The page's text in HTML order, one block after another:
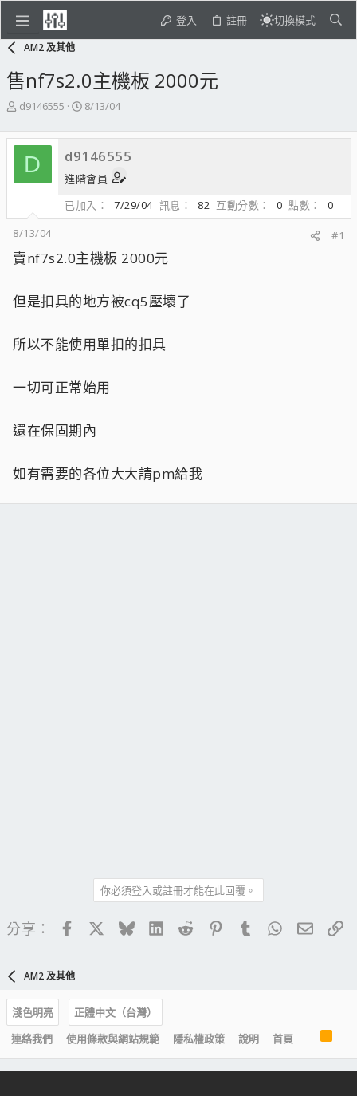
登入 註冊 切換模式
AM2 及其他
售nf7s2.0主機板 2000元
主
發
起
人
d9146555
開
日
期
8/13/04
D d9146555
進階會員
已加入
7/29/04 訊息 82 互動分數 0 點數
0
8/13/04
#1
賣nf7s2.0主機板 2000元
但是扣具的地方被cq5壓壞了
所以不能使用單扣的扣具
一切可正常始用
還在保固期內
如有需要的各位大大請pm給我
你必須登入或註冊才能在此回覆。
分享： FacebookBlueskyLinkedIn
Reddit PinterestTumblrWhatsApp
電子
AM2 及其他
淺色明亮
正體中文（台灣）
連絡我們
使用條款與網站規範 隱私權政策 說明 首頁
S